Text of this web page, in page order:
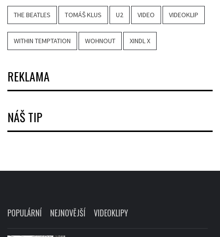
THE BEATLES TOMÁŠ KLUS U2 VIDEO VIDEOKLIP
WITHIN TEMPTATION WOHNOUT XINDL X
REKLAMA
NÁŠ TIP
POPULÁRNÍ NEJNOVĚJŠÍ VIDEOKLIPY